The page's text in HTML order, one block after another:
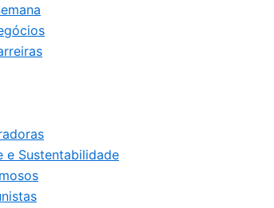
e Sustentabilidade